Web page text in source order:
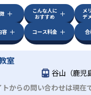
こんな人に
おすすめ
メ
デ
容
コース料金
室
谷山（鹿児
トからの問い合わせは現在